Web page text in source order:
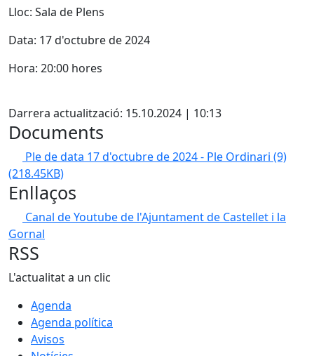
Lloc: Sala de Plens
Data: 17 d'octubre de 2024
Hora: 20:00 hores
Darrera actualització: 15.10.2024 | 10:13
Documents
Ple de data 17 d'octubre de 2024 - Ple Ordinari (9)
(218.45KB)
Enllaços
Canal de Youtube de l'Ajuntament de Castellet i la
Gornal
RSS
L'actualitat a un clic
Agenda
Agenda política
Avisos